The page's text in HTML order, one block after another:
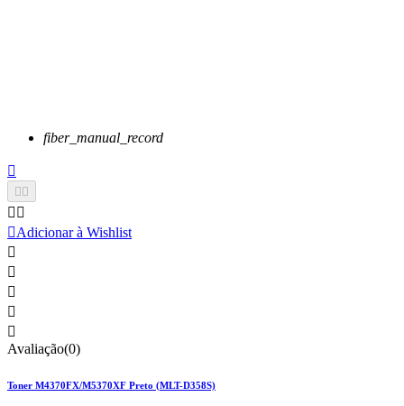
fiber_manual_record

 
 
Adicionar à Wishlist





Avaliação(0)
Toner M4370FX/M5370XF Preto (MLT-D358S)